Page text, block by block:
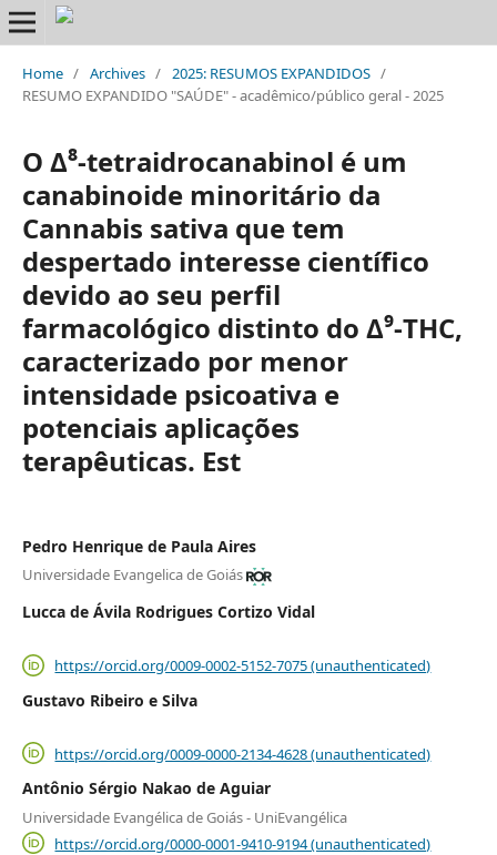
Home / Archives / 2025: RESUMOS EXPANDIDOS /
RESUMO EXPANDIDO "SAÚDE" - acadêmico/público geral - 2025
O Δ⁸-tetraidrocanabinol é um
canabinoide minoritário da
Cannabis sativa que tem
despertado interesse científico
devido ao seu perfil
farmacológico distinto do Δ⁹-THC,
caracterizado por menor
intensidade psicoativa e
potenciais aplicações
terapêuticas. Est
Pedro Henrique de Paula Aires
Universidade Evangelica de Goiás
Lucca de Ávila Rodrigues Cortizo Vidal
https://orcid.org/0009-0002-5152-7075 (unauthenticated)
Gustavo Ribeiro e Silva
https://orcid.org/0009-0000-2134-4628 (unauthenticated)
Antônio Sérgio Nakao de Aguiar
Universidade Evangélica de Goiás - UniEvangélica
https://orcid.org/0000-0001-9410-9194 (unauthenticated)